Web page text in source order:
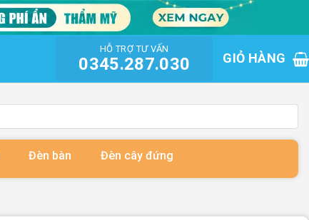
HỖ TRỢ TƯ VẤN
0345.287.030 GIỎ HÀNG
Đèn bàn Đèn cây đứng